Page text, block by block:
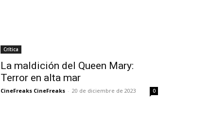
Crítica
La maldición del Queen Mary:
Terror en alta mar
CineFreaks CineFreaks - 20 de diciembre de 2023 0